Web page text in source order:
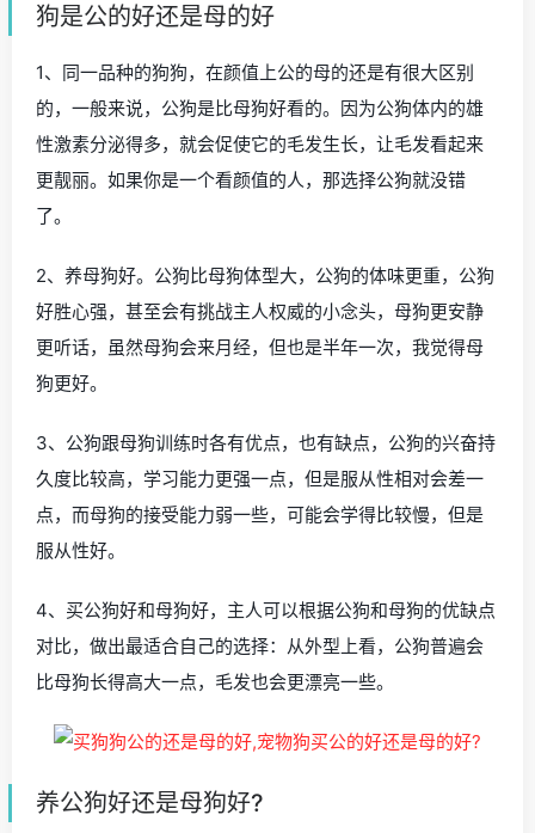
狗是公的好还是母的好
1、同一品种的狗狗，在颜值上公的母的还是有很大区别
的，一般来说，公狗是比母狗好看的。因为公狗体内的雄
性激素分泌得多，就会促使它的毛发生长，让毛发看起来
更靓丽。如果你是一个看颜值的人，那选择公狗就没错
了。
2、养母狗好。公狗比母狗体型大，公狗的体味更重，公狗
好胜心强，甚至会有挑战主人权威的小念头，母狗更安静
更听话，虽然母狗会来月经，但也是半年一次，我觉得母
狗更好。
3、公狗跟母狗训练时各有优点，也有缺点，公狗的兴奋持
久度比较高，学习能力更强一点，但是服从性相对会差一
点，而母狗的接受能力弱一些，可能会学得比较慢，但是
服从性好。
4、买公狗好和母狗好，主人可以根据公狗和母狗的优缺点
对比，做出最适合自己的选择：从外型上看，公狗普遍会
比母狗长得高大一点，毛发也会更漂亮一些。
养公狗好还是母狗好?